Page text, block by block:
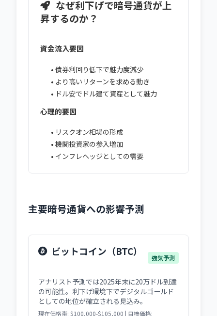
なぜ利下げで暗号通貨が上
昇するのか？
資金流入要因
• 債券利回り低下で魅力度減少
• より高いリターンを求める動き
• ドル安でドル建て資産として魅力
心理的要因
• リスクオン相場の形成
• 機関投資家の参入増加
• インフレヘッジとしての需要
主要暗号通貨への影響予測
ビットコイン（BTC）
強気予測
アナリスト予測では2025年末に20万ドル到達
の可能性。利下げ環境下でデジタルゴールド
としての地位が確立される見込み。
現在価格帯: $100,000-$105,000 | 目標価格: